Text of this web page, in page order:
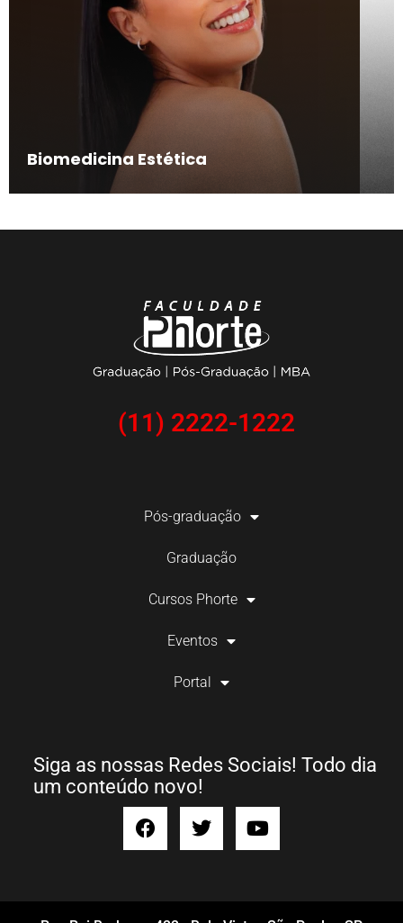
Biomedicina Estética
(11) 2222-1222
Pós-graduação
Graduação
Cursos Phorte
Eventos
Portal
Siga as nossas Redes Sociais! Todo dia
um conteúdo novo!